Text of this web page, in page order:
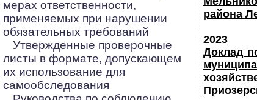
мерах ответственности,
применяемых при нарушении
обязательных требований
Утвержденные проверочные
листы в формате, допускающем
их использование для
самообследования
района
2023
Доклад